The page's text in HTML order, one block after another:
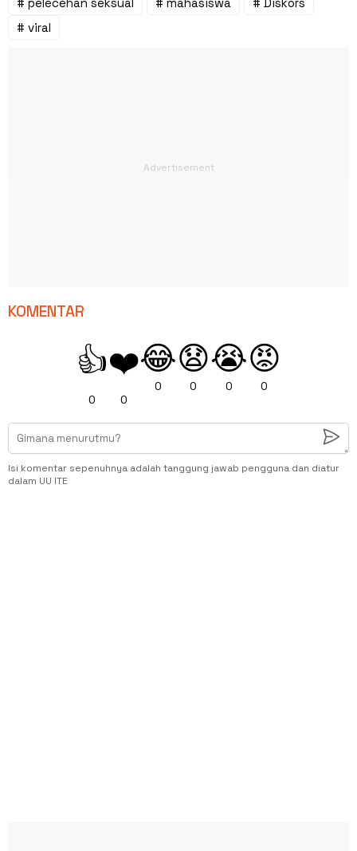
# viral
KOMENTAR
👍
0
❤️
0
😂
0
😧
0
😭
0
😡
0
Isi komentar sepenuhnya adalah tanggung jawab pengguna dan diatur
dalam UU ITE